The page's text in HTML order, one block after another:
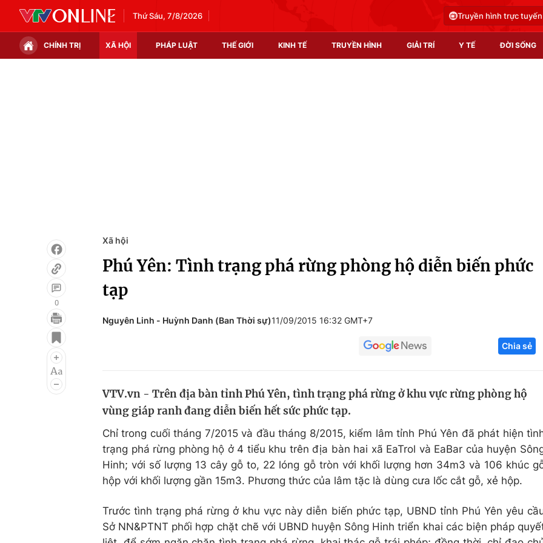
Thứ Sáu, 7/8/2026 Truyền hình trực tuyến
CHÍNH TRỊ XÃ HỘI PHÁP LUẬT THẾ GIỚI KINH TẾ TRUYỀN HÌNH GIẢI TRÍ Y TẾ ĐỜI SỐNG
Infographic
Điện ảnh
Âm nhạc
Chất lượng cuộc sống
Tuyển sinh
Hitech Công
Thị trường
0
Xã hội
Phú Yên: Tình trạng phá rừng phòng hộ diễn biến phức
tạp
Nguyên Linh - Huỳnh Danh (Ban Thời sự)11/09/2015 16:32 GMT+7
Chia sẻ
VTV.vn - Trên địa bàn tỉnh Phú Yên, tình trạng phá rừng ở khu vực rừng phòng hộ
vùng giáp ranh đang diễn biến hết sức phức tạp.
Chỉ trong cuối tháng 7/2015 và đầu tháng 8/2015, kiểm lâm tỉnh Phú Yên đã phát hiện
trạng phá rừng phòng hộ ở 4 tiểu khu trên địa bàn hai xã EaTrol và EaBar của huyện
Hinh; với số lượng 13 cây gỗ to, 22 lóng gỗ tròn với khối lượng hơn 34m3 và 106 khúc
hộp với khối lượng gần 15m3. Phương thức của lâm tặc là dùng cưa lốc cắt gỗ, xẻ hộp.
Trước tình trạng phá rừng ở khu vực này diễn biến phức tạp, UBND tỉnh Phú Yên yêu
Sở NN&PTNT phối hợp chặt chẽ với UBND huyện Sông Hinh triển khai các biện pháp